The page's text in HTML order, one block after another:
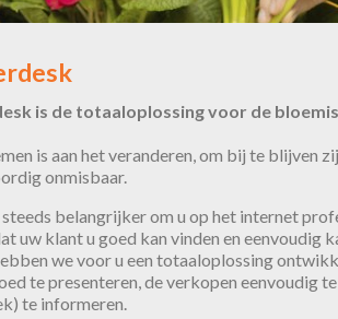
is de totaaloplossing voor de
is aan het veranderen, om bij te blijven
onmisbaar.
steeds belangrijker om u op het internet
uw klant u goed kan vinden en eenvoudig
we voor u een totaaloplossing
te presenteren, de verkopen eenvoudig
te informeren.